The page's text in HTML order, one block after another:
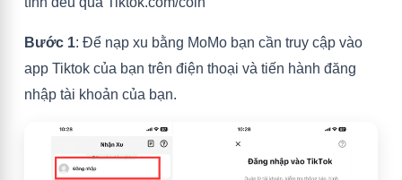
Bước 1: Để nạp xu bằng MoMo bạn cần truy cập vào
app Tiktok của bạn trên điện thoại và tiến hành đăng
nhập tài khoản của bạn.